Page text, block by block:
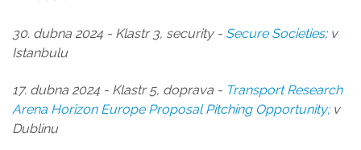
30. dubna 2024 - Klastr 3, security - Secure Societies; v
Istanbulu
17. dubna 2024 - Klastr 5, doprava - Transport Research
Arena Horizon Europe Proposal Pitching Opportunity;v
Dublinu